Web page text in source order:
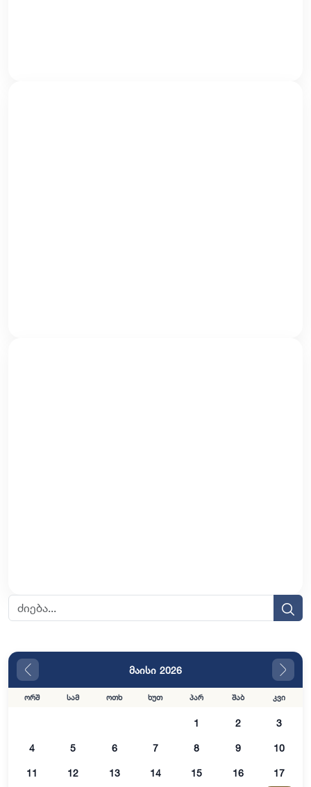
მაისი 2026
ორშ სამ ოთხ ხუთ პარ შაბ კვი
1 2 3
4 5 6 7 8 9 10
11 12 13 14 15 16 17